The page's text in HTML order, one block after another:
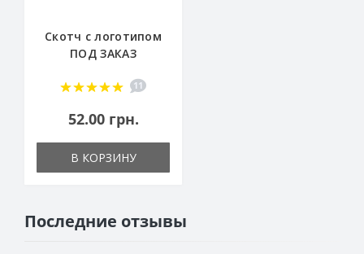
Скотч с логотипом
ПОД ЗАКАЗ
11
52.00 грн.
В КОРЗИНУ
Последние отзывы